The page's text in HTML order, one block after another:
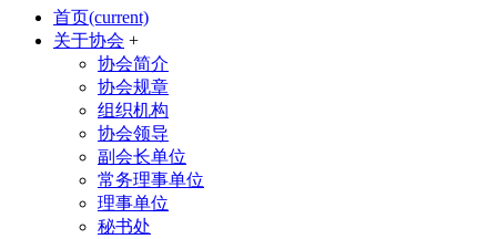
首页(current)
关于协会 +
协会简介
协会规章
组织机构
协会领导
副会长单位
常务理事单位
理事单位
秘书处